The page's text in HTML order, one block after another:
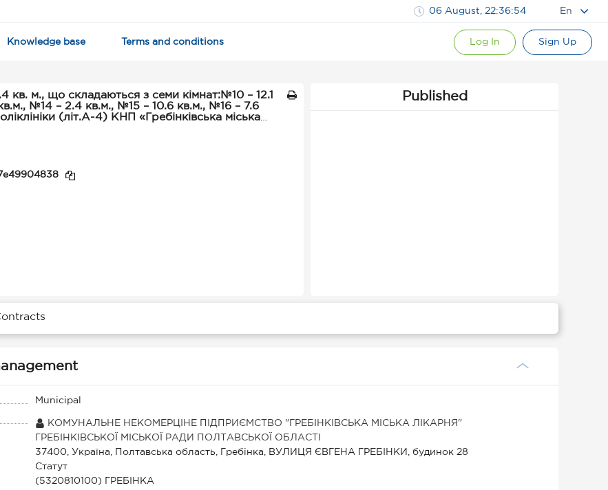
06 August, 22:36:55 En
Knowledge base Terms and conditions Log In Sign Up
з семи кімнат:№10 – 12.1
№14 – 2.4 кв.м., №15 – 10.6 кв.м., №16 – 7.6
(літ.А-4) КНП «Гребінківська міська
яка розташована за адресою: 37400,
Першого травня, буд.№8.
Published
Municipal
КОМУНАЛЬНЕ НЕКОМЕРЦІНЕ ПІДПРИЄМСТВО "ГРЕБІНКІВСЬКА МІСЬКА ЛІКАРНЯ"
ГРЕБІНКІВСЬКОЇ МІСЬКОЇ РАДИ ПОЛТАВСЬКОЇ ОБЛАСТІ
37400, Україна, Полтавська область, Гребінка, ВУЛИЦЯ ЄВГЕНА ГРЕБІНКИ, будинок 28
Статут
(5320810100) ГРЕБІНКА